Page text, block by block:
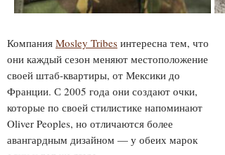
Компания Mosley Tribes интересна тем, что
они каждый сезон меняют местоположение
своей штаб-квартиры, от Мексики до
Франции. С 2005 года они создают очки,
которые по своей стилистике напоминают
Oliver Peoples, но отличаются более
авангардным дизайном — у обеих марок